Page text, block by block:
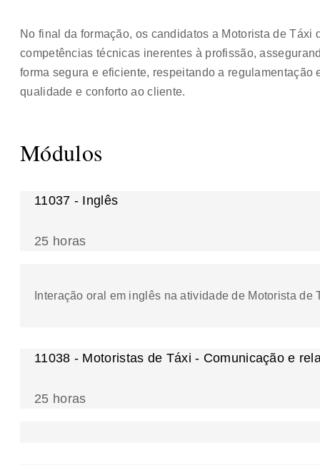
No final da formação, os candidatos a Motorista de
competências técnicas inerentes à profissão,
forma segura e eficiente, respeitando a
qualidade e conforto ao cliente.
Módulos
11037 - Inglês
25 horas
Interação oral em inglês na atividade de Motorista de
11038 - Motoristas de Táxi - Comunicação e
25 horas